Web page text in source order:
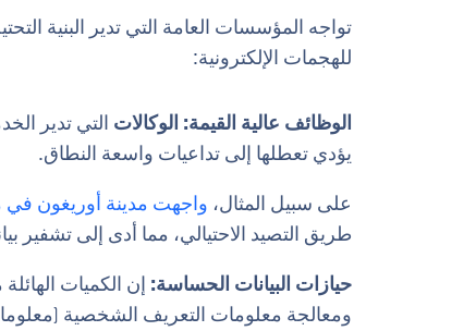
تواجه المؤسسات العامة التي تدير البنية
للهجمات الإلكترونية:
الوظائف عالية القيمة: الوكالات التي تدير
يؤدي تعطلها إلى تداعيات واسعة النطاق.
على سبيل المثال، واجهت مدينة أوريغون في مايو 2023 هجمة برمجيات
طريق التصيد الاحتيالي، مما أدى إلى تشفير
حيازات البيانات الحساسة: إن الكميات
ومعالجة معلومات التعريف الشخصية